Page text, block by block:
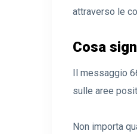
attraverso le
Cosa
Il messaggio
sulle aree
Non importa